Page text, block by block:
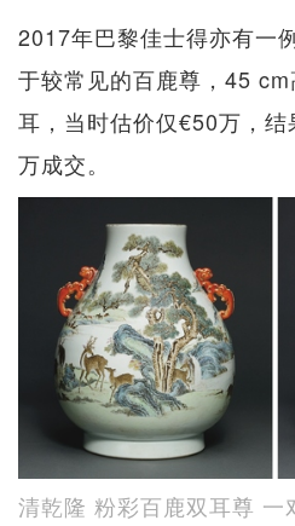
2017年巴黎佳士得亦有一
于较常见的百鹿尊，45
耳，当时估价仅€50万，
万成交。
清乾隆 粉彩百鹿双耳尊